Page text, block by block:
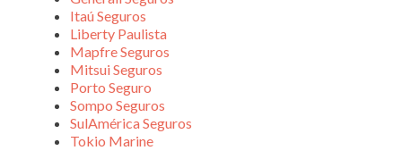
Itaú Seguros
Liberty Paulista
Mapfre Seguros
Mitsui Seguros
Porto Seguro
Sompo Seguros
SulAmérica Seguros
Tokio Marine